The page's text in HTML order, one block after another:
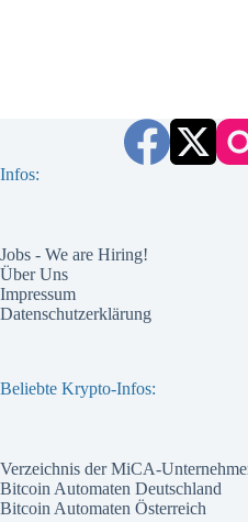
Infos:
Jobs - We are Hiring!
Über Uns
Impressum
Datenschutzerklärung
Beliebte Krypto-Infos:
Verzeichnis der MiCA-
Bitcoin Automaten Deutschland
Bitcoin Automaten Österreich